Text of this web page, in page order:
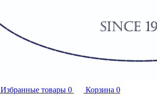
Избранные товары 0 Корзина 0